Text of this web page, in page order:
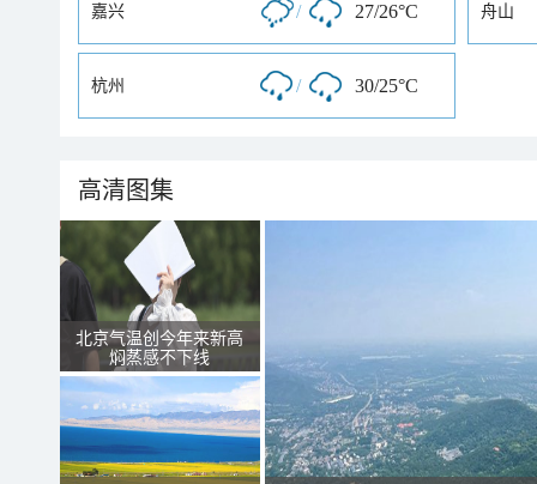
嘉兴 / 27/26°C 舟山
杭州 / 30/25°C
高清图集
北京气温创今年来新高
焖蒸感不下线